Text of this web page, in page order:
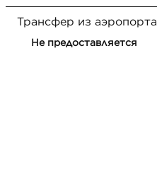
Трансфер из аэропорта
Не предоставляется